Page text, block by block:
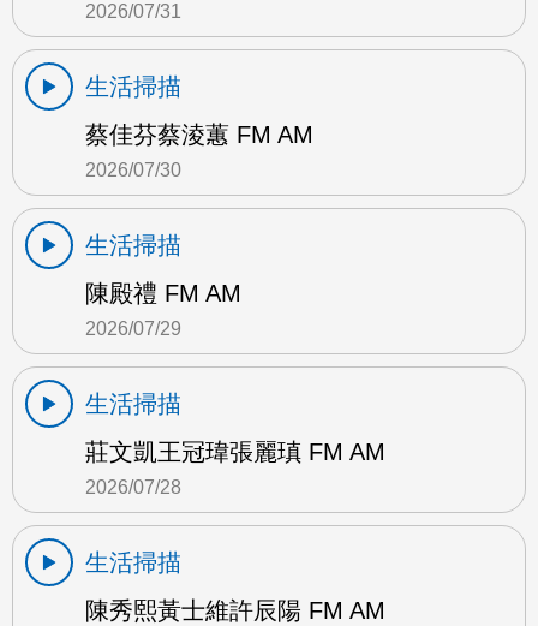
2026/07/31
生活掃描
蔡佳芬蔡淩蕙 FM AM
2026/07/30
生活掃描
陳殿禮 FM AM
2026/07/29
生活掃描
莊文凱王冠瑋張麗瑱 FM AM
2026/07/28
生活掃描
陳秀熙黃士維許辰陽 FM AM